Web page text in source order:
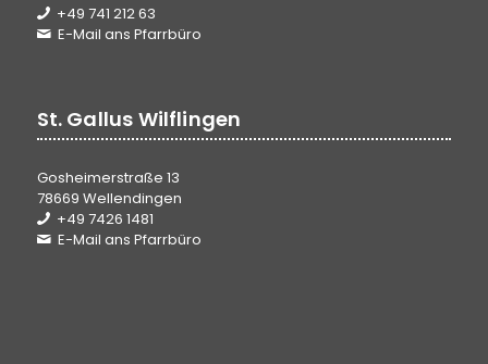
+49 741 212 63
E-Mail ans Pfarrbüro
St. Gallus Wilflingen
Gosheimerstraße 13
78669 Wellendingen
+49 7426 1481
E-Mail ans Pfarrbüro